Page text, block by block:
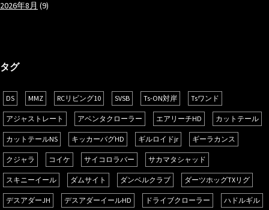
2026年8月 (9)
タグ
DS MMZ RCリビング10 SVSB Ts-ON対岸 Tsワンド
アジャストレート アベンタクローラー エアリーチHD カットテール
カットテールNS キッカーバグHD ギルロイドjr ギーラカンス
クジャラ コイケ サイコロラバー サカマタシャッド
スキニーイール ダムサイト ダンベルクラブ ダーツホッグTXリグ
デスアダーJH デスアダーイールHD ドライブクローラー ハドルギル